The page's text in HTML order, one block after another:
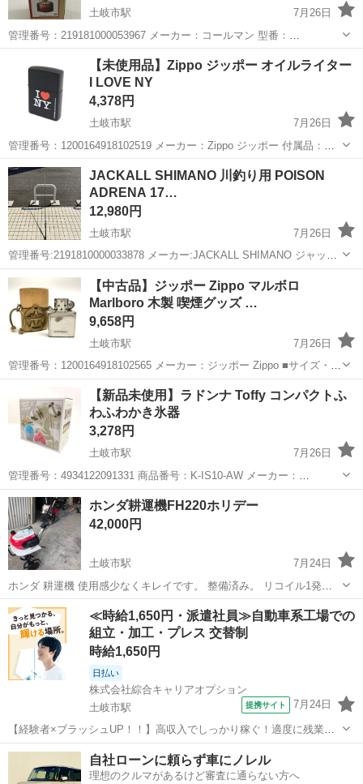
土岐市駅
7月26日
管理番号：219181000053967 メーカー：コールマン 型番：
4010067094 年式： JAN/EAN：3138522055882 ■サイズ・仕様 サイ
ズ：73幅×厚さ60×高さ183(mm)...
土岐市駅 ランタン
【未使用品】Zippo ジッポー オイルライター
I LOVE NY
4,378円
土岐市駅
7月26日
管理番号：1200164918102519 メーカー：Zippo ジッポー 付属品：箱
状態ランク：未使用品 未使用品につき、背面にシール貼付の為、中の
状態は確認しておりません。 ※ＰＣモニターやタ...
岐阜 土岐市 Zippo
JACKALL SHIMANO 川釣り用 POISON
ADRENA 17…
12,980円
土岐市駅
7月26日
管理番号:2191810000033878 メーカー:JACKALL SHIMANO ジャッカ
ルシマノ 型番:174XH-SB 全長:2250mm 川釣り用 状態:USED B 現状
お持ち帰り価格...
岐阜 土岐市 土岐市駅 生活雑貨
【中古品】ジッポー Zippo マルボロ
Marlboro 木製 喫煙グッズ …
9,658円
土岐市駅
7月26日
管理番号：1200164918102565 メーカー：ジッポー Zippo ■サイズ・仕
様 サイズ 縦：約6.5×横：約4.1×幅：約.1.5cm 刻印：E 03 製造：2003
年5月 MADE IN U...
土岐市駅 その他 Zippo
【新品未使用】ラドンナ Toffy コンパクトふ
わふわかき氷器
3,278円
土岐市駅
7月26日
管理番号：4934122091331 商品番号：K-IS10-AW メーカー：
LADONNA ラドンナ JAN/EAN：4934122091331 ■サイズ・仕様 カラ
ー：アッシュホワイト 本体サイズ：幅...
岐阜 土岐市 土岐市駅 Toffy
ホンダ耕運機FH220ホリデー
42,000円
土岐市駅
7月24日
ホンダ 耕運機 使用感少なくキレイです。 整備済み。 リコイル1発始
動です。 抵抗棒付き 小型です。 小さな畑にちょうど良いサイズ。 女
性でも扱いやすいサイズです。 10km150...
岐阜 土岐市 土岐市駅 その他 耕運機
≪時給1,650円・派遣社員≫自動車系工場での
組立・加工・プレス 交替制
時給1,650円
日払い
株式会社綜合キャリアオプション
土岐市駅
提携サイト 7月24日
【経験者×ブラッシュUP！！】高収入でしっかり稼ぐ！適度に残業あ
って稼げる！ 組立・加工・食品製造など 【取扱製品情報】 自動車の
ブレーキ部品 【業務内容】 エレカによる自動車ブレーキ製品の運搬
(10～12kgのケースを...
岐阜 土岐市 土岐市駅 その他
自社ローンに頼らず車にノレル
理想のクルマがあるけど審査に通らない方へ